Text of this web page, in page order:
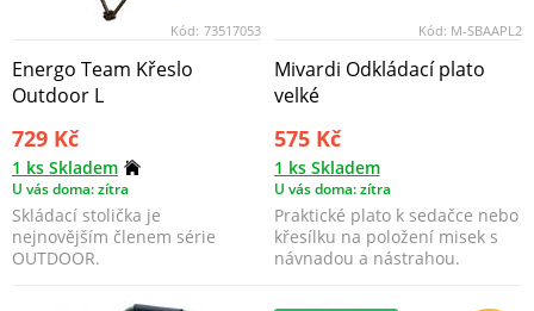
Kód: 73517053
Energo Team Křeslo
Outdoor L
729 Kč
1 ks Skladem
U vás doma: zítra
Skládací stolička je
nejnovějším členem série
OUTDOOR.
Kód: M-SBAAPL2
Mivardi Odkládací plato
velké
575 Kč
1 ks Skladem
U vás doma: zítra
Praktické plato k sedačce nebo
křesílku na položení misek s
návnadou a nástrahou.